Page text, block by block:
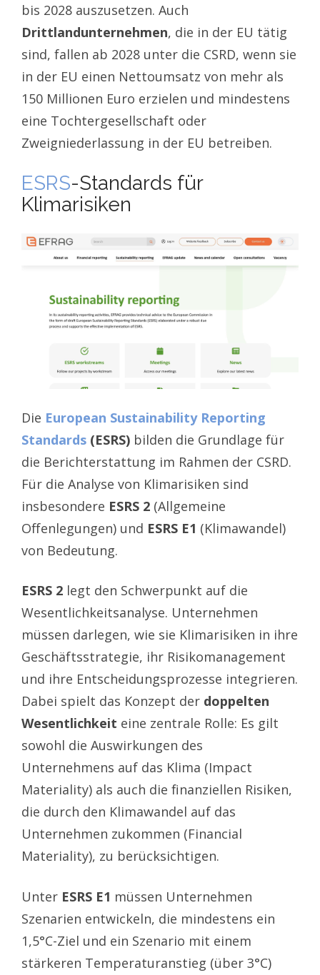
bis 2028 auszusetzen. Auch
Drittlandunternehmen, die in der EU tätig
sind, fallen ab 2028 unter die CSRD, wenn sie
in der EU einen Nettoumsatz von mehr als
150 Millionen Euro erzielen und mindestens
eine Tochtergesellschaft oder
Zweigniederlassung in der EU betreiben.
ESRS-Standards für
Klimarisiken
Die European Sustainability Reporting
Standards (ESRS) bilden die Grundlage für
die Berichterstattung im Rahmen der CSRD.
Für die Analyse von Klimarisiken sind
insbesondere ESRS 2 (Allgemeine
Offenlegungen) und ESRS E1 (Klimawandel)
von Bedeutung.
ESRS 2 legt den Schwerpunkt auf die
Wesentlichkeitsanalyse. Unternehmen
müssen darlegen, wie sie Klimarisiken in ihre
Geschäftsstrategie, ihr Risikomanagement
und ihre Entscheidungsprozesse integrieren.
Dabei spielt das Konzept der doppelten
Wesentlichkeit eine zentrale Rolle: Es gilt
sowohl die Auswirkungen des
Unternehmens auf das Klima (Impact
Materiality) als auch die finanziellen Risiken,
die durch den Klimawandel auf das
Unternehmen zukommen (Financial
Materiality), zu berücksichtigen.
Unter ESRS E1 müssen Unternehmen
Szenarien entwickeln, die mindestens ein
1,5°C-Ziel und ein Szenario mit einem
stärkeren Temperaturanstieg (über 3°C)